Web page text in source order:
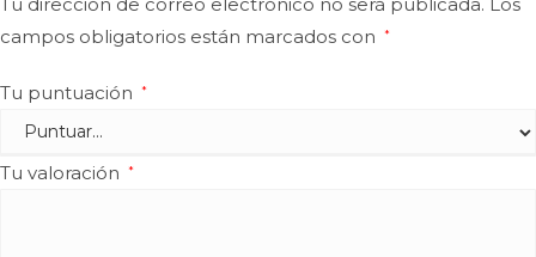
campos obligatorios están marcados con
*
Tu puntuación *
Tu valoración *